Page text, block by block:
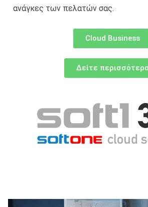
ανάγκες των πελατών σας.
Cloud Business
Δείτε